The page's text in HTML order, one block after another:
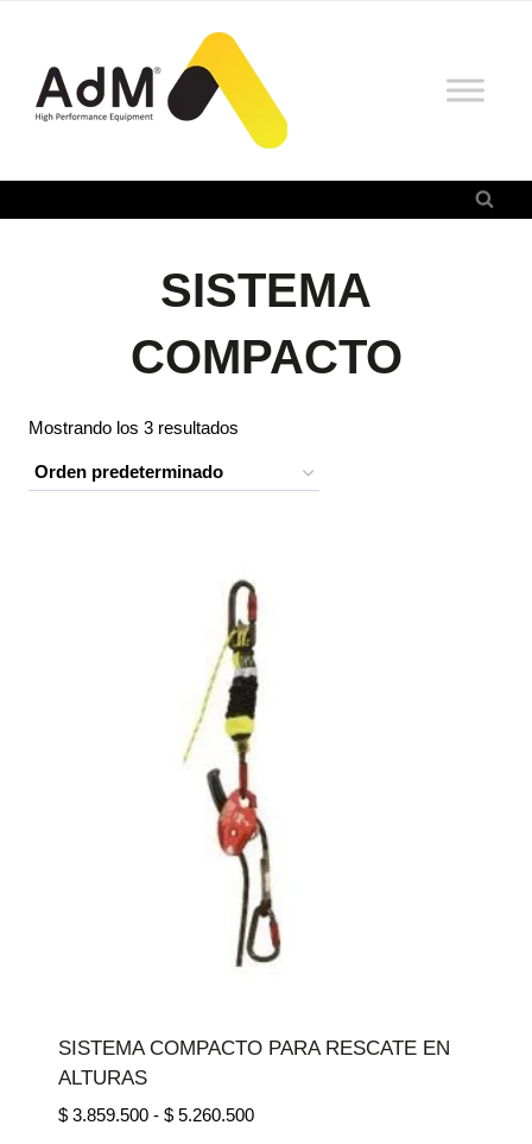
contenido
SISTEMA
COMPACTO
Mostrando los 3 resultados
SISTEMA COMPACTO PARA RESCATE EN
ALTURAS
$3.859.500 - $5.260.500Rango